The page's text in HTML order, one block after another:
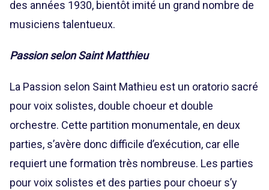
des années 1930, bientôt imité un grand nombre de
musiciens talentueux.
Passion selon Saint Matthieu
La Passion selon Saint Mathieu est un oratorio sacré
pour voix solistes, double choeur et double
orchestre. Cette partition monumentale, en deux
parties, s’avère donc difficile d’exécution, car elle
requiert une formation très nombreuse. Les parties
pour voix solistes et des parties pour choeur s’y